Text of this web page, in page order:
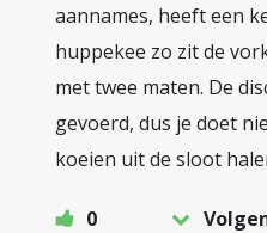
aannames, heeft een
huppekee zo zit de
met twee maten. De
gevoerd, dus je doet
koeien uit de sloot
0